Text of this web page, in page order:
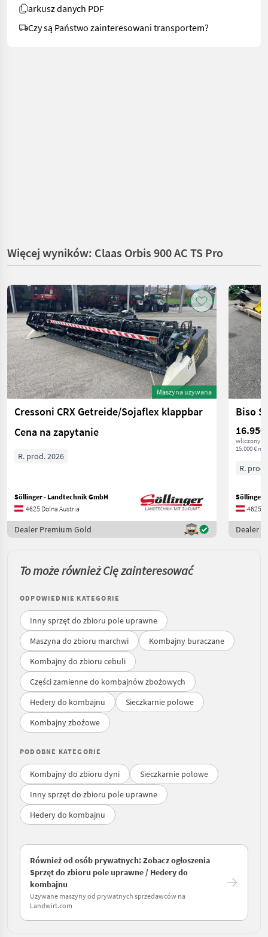
arkusz danych PDF
Czy są Państwo zainteresowani transportem?
Więcej wyników: Claas Orbis 900 AC TS Pro
Maszyna używana
Cressoni CRX Getreide/Sojaflex klappbar
Cena na zapytanie
R. prod. 2026
Söllinger - Landtechnik GmbH
4625 Dolna Austria
Dealer Premium Gold
Biso
16.950
wliczony
15.000 €
R.
Söllinger
4625
Dealer
To może również Cię zainteresować
ODPOWIEDNIE KATEGORIE
Inny sprzęt do zbioru pole uprawne
Maszyna do zbioru marchwi
Kombajny buraczane
Kombajny do zbioru cebuli
Części zamienne do kombajnów zbożowych
Hedery do kombajnu
Sieczkarnie polowe
Kombajny zbożowe
PODOBNE KATEGORIE
Kombajny do zbioru dyni
Sieczkarnie polowe
Inny sprzęt do zbioru pole uprawne
Hedery do kombajnu
Również od osób prywatnych: Zobacz ogłoszenia
Sprzęt do zbioru pole uprawne / Hedery do
kombajnu
Używane maszyny od prywatnych sprzedawców na
Landwirt.com